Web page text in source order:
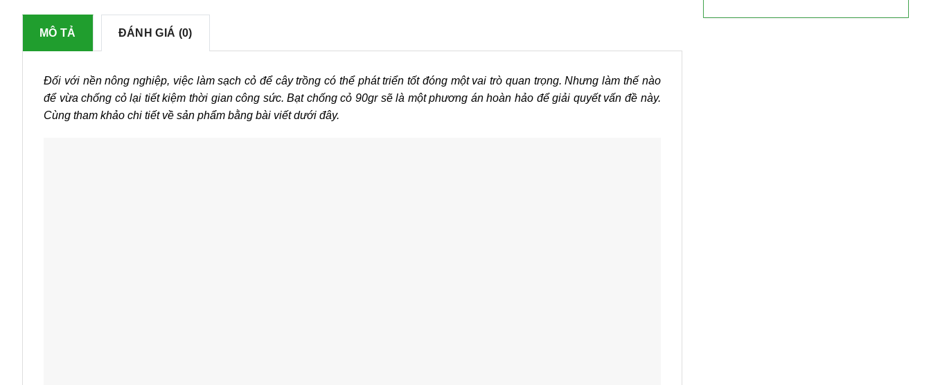
MÔ TẢ ĐÁNH GIÁ (0)
Đối với nền nông nghiệp, việc làm sạch cỏ để cây trồng có thể phát triển tốt đóng một vai trò quan trọng. Nhưng làm thế nào
để vừa chống cỏ lại tiết kiệm thời gian công sức. Bạt chống cỏ 90gr sẽ là một phương án hoàn hảo để giải quyết vấn đề này.
Cùng tham khảo chi tiết về sản phẩm bằng bài viết dưới đây.